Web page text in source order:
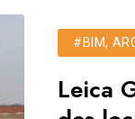
#BIM,
Leica